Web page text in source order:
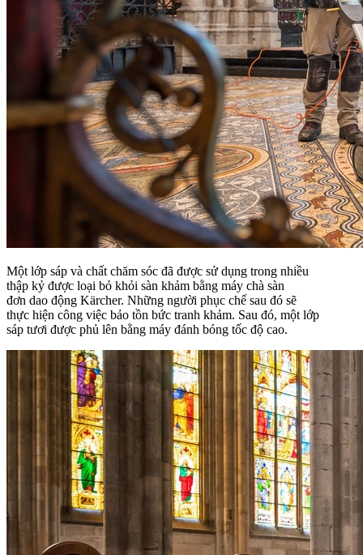
Một lớp sáp và chất chăm sóc đã được sử dụng trong nhiều
thập kỷ được loại bỏ khỏi sàn khảm bằng máy chà sàn
đơn dao động Kärcher. Những người phục chế sau đó sẽ
thực hiện công việc bảo tồn bức tranh khảm. Sau đó, một lớp
sáp tươi được phủ lên bằng máy đánh bóng tốc độ cao.